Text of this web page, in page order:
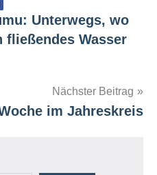
Unterwegs, wo
fließendes Wasser
Nächster Beitrag
im Jahreskreis